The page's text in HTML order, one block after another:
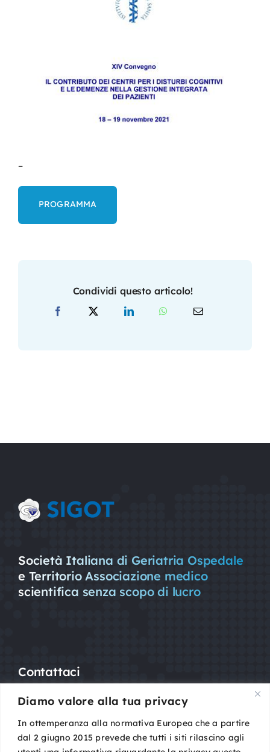
Diamo valore alla tua privacy
In ottemperanza alla normativa Europea che a partire
dal 2 giugno 2015 prevede che tutti i siti rilascino agli
–
PROGRAMMA
Condividi questo articolo!
Società Italiana di Geriatria Ospedale
e Territorio Associazione medico
scientifica senza scopo di lucro
Contattaci
Mail:segreteria@sigot.org
PEC:sigot@pec.it